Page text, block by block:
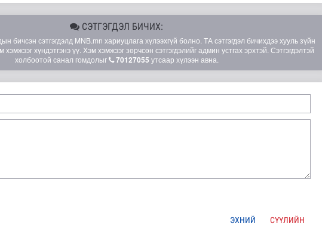
СЭТГЭГДЭЛ БИЧИХ:
сэтгэгдэлд MNB.mn хариуцлага хүлээхгүй болно. ТА сэтгэгдэл бичихдээ хууль зүйн
хүндэтгэнэ үү. Хэм хэмжээг зөрчсөн сэтгэгдэлийг админ устгах эрхтэй. Сэтгэгдэлтэй
холбоотой санал гомдолыг
70127055 утсаар хүлээн авна.
ЭХНИЙ СҮҮЛИЙН